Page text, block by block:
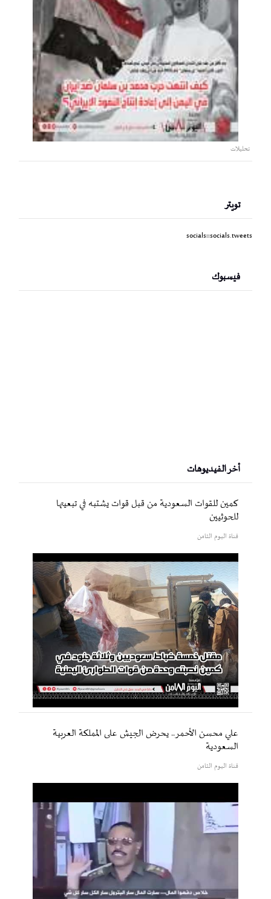
تحليلات
تويتر
socials::socials.tweets
فيسبوك
أخر الفيديوهات
كمين للقوات السعودية من قبل قوات يشتبه في تبعيتها
للحوثيين
قناة اليوم الثامن
علي محسن الأحمر.. يحرض الجيش على المملكة العربية
السعودية
قناة اليوم الثامن